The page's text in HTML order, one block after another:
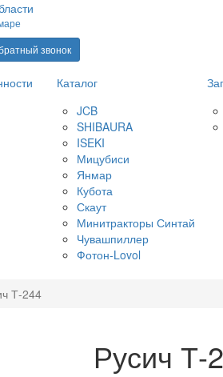
звонок
Каталог
JCB
SHIBAURA
ISEKI
Мицубиси
Янмар
Кубота
Скаут
Минитракторы Синтай
Чувашпиллер
Фотон-Lovol
Т-244
Русич Т-